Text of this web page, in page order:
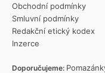
Obchodní podmínky
Smluvní podmínky
Redakční etický kodex
Inzerce
Doporučujeme: